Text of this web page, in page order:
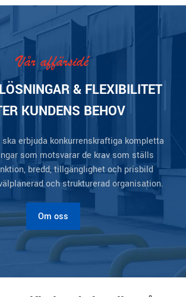
Vår affärsidé
& FLEXIBILITET
KUNDENS BEHOV
erbjuda konkurrenskraftiga kompletta
som motsvarar de krav som ställs
bredd, tillgänglighet och prisbild
och strukturerad organisation.
Om oss